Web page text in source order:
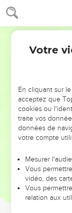
Actes 11
crurent et se
22 Or, le bruit en
Lorsqu'il fut
réjouit, et les
Car c'était un
foi, et une
Barnabas s'en
Et l'ayant
grand peuple, et
les disciples
En ce temps-
à Antioche.
Votre
En cliquant sur
acceptez que
cookies ou
traite vos
données de
votre compte
Mesurer
Vous
vidéo, des
Vous
relation aux